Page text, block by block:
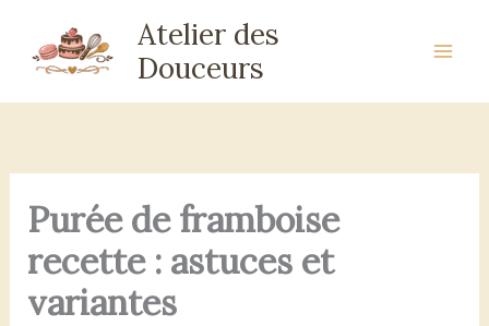
contenu
Atelier des
Douceurs
Purée de framboise
recette : astuces et
variantes